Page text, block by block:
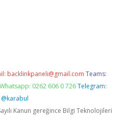
backlinkpaneli@gmail.com Teams:
Whatsapp: 0262 606 0 726 Telegram:
@karabul
Kanun gereğince Bilgi Teknolojileri